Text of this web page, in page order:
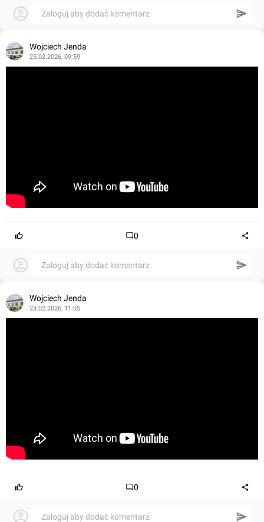
Zaloguj aby dodać komentarz
Wojciech Jenda
25.02.2026, 09:59
0
Zaloguj aby dodać komentarz
Wojciech Jenda
23.02.2026, 11:05
0
Zaloguj aby dodać komentarz